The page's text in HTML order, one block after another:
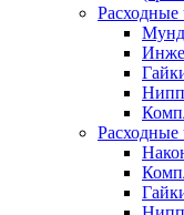
Расходные
Расходные